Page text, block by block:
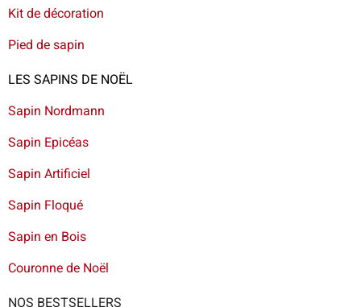
Kit de décoration
Pied de sapin
LES SAPINS DE NOËL
Sapin Nordmann
Sapin Epicéas
Sapin Artificiel
Sapin Floqué
Sapin en Bois
Couronne de Noël
NOS BESTSELLERS